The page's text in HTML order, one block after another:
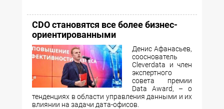
CDO становятся все более бизнес-
ориентированными
Денис Афанасьев,
сооснователь
Cleverdata и член
экспертного
совета премии
Data Award, – о
тенденциях в области управления данными и их
влиянии на задачи дата-офисов.